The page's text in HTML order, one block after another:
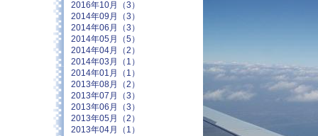
2016年10月（3）
2014年09月（3）
2014年06月（3）
2014年05月（5）
2014年04月（2）
2014年03月（1）
2014年01月（1）
2013年08月（2）
2013年07月（3）
2013年06月（3）
2013年05月（2）
2013年04月（1）